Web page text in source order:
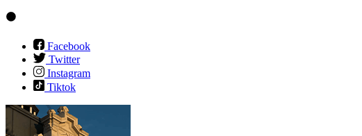
Facebook
Twitter
Instagram
Tiktok